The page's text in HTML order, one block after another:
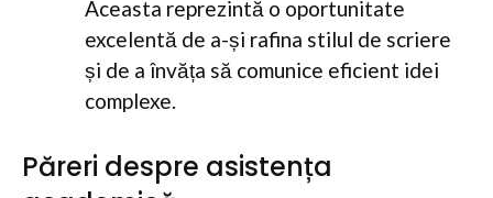
Aceasta reprezintă o oportunitate
excelentă de a-și rafina stilul de scriere
și de a învăța să comunice eficient idei
complexe.
Păreri despre asistența